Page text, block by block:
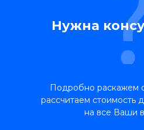
Нужна
Подробно раскажем
рассчитаем стоимость
на все Ваши